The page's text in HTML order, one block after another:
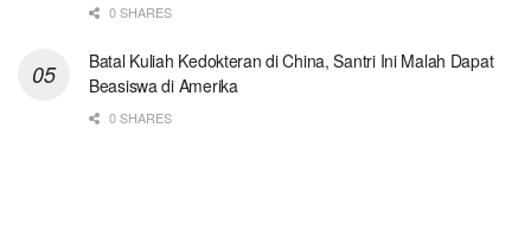
0 SHARES
Batal Kuliah Kedokteran di China, Santri Ini Malah Dapat
Beasiswa di Amerika
0 SHARES